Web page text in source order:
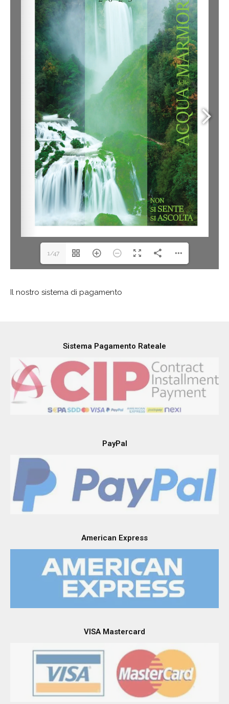
1/47
Il nostro sistema di pagamento
Sistema Pagamento Rateale
PayPal
American Express
VISA Mastercard